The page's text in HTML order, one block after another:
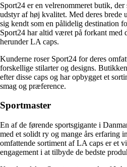
Sport24 er en velrenommeret butik,
udstyr af høj kvalitet. Med deres brede
sig kendt som en pålidelig destination
Sport24 har altid været på forkant med
herunder LA caps.
Kunderne roser Sport24 for deres
forskellige stilarter og designs.
efter disse caps og har opbygget et
smag og præference.
Sportmaster
En af de førende sportsgigante i
med et solidt ry og mange års erfaring
omfattende sortiment af LA caps er et
engagement i at tilbyde de bedste